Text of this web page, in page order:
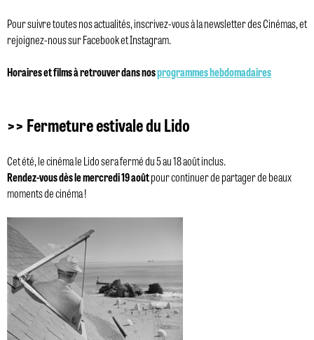
Pour suivre toutes nos actualités, inscrivez-vous à la newsletter des Cinémas, et
rejoignez-nous sur Facebook et Instagram.
Horaires et films à retrouver dans nosprogrammes hebdomadaires
>> Fermeture estivale du Lido
Cet été, le cinéma le Lido sera fermé du 5 au 18 août inclus.
Rendez-vous dès le mercredi 19 aoûtpour continuer de partager de beaux
moments de cinéma !